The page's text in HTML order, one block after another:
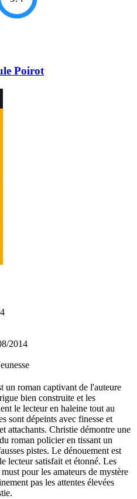
Poirot
2014
un roman captivant de l'auteure
bien construite et les
le lecteur en haleine tout au
sont dépeints avec finesse et
attachants. Christie démontre une
roman policier en tissant un
pistes. Le dénouement est
lecteur satisfait et étonné. Les
pour les amateurs de mystère
pas les attentes élevées